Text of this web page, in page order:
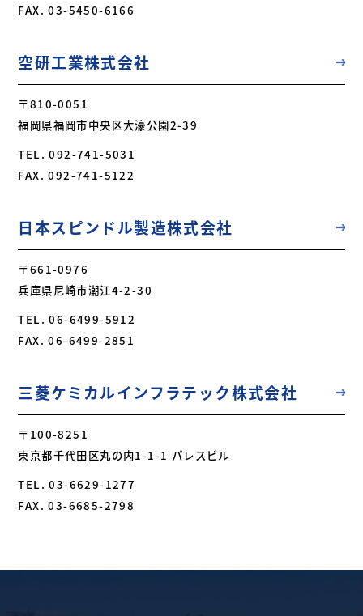
FAX. 03-5450-6166
空研工業株式会社
〒810-0051
福岡県福岡市中央区大濠公園2-39
TEL. 092-741-5031
FAX. 092-741-5122
日本スピンドル製造株式会社
〒661-0976
兵庫県尼崎市潮江4-2-30
TEL. 06-6499-5912
FAX. 06-6499-2851
三菱ケミカルインフラテック株式会社
〒100-8251
東京都千代⽥区丸の内1-1-1 パレスビル
TEL. 03-6629-1277
FAX. 03-6685-2798